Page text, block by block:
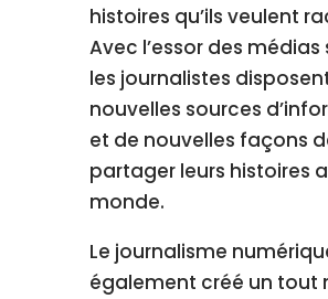
histoires qu’ils veulent
Avec l’essor des médias
les journalistes
nouvelles sources
et de nouvelles façons
partager leurs histoires
monde.
Le journalisme
également créé un tout